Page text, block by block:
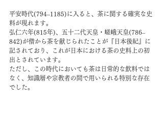
平安時代(794–1185)に入ると、茶に関する確実な史
料が現れます。
弘仁六年(815年)、五十二代天皇・嵯峨天皇(786–
842)が僧から茶を献じられたことが『日本後紀』に
記されており、これが日本における茶の史料上の初
出とされています。
ただし、この時代においても茶は日常的な飲料では
なく、知識層や宗教者の間で用いられる特別な存在
でした。